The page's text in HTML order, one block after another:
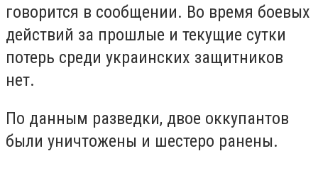
говорится в сообщении. Во время боевых
действий за прошлые и текущие сутки
потерь среди украинских защитников
нет.
По данным разведки, двое оккупантов
были уничтожены и шестеро ранены.